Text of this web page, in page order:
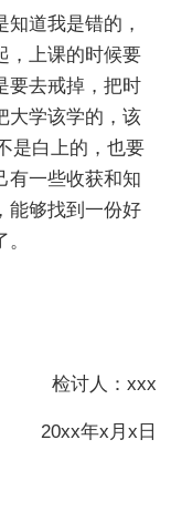
道我是错的，
，上课的时候要
要去戒掉，把时
大学该学的，该
是白上的，也要
有一些收获和知
能够找到一份好
检讨人：xxx
20xx年x月x日